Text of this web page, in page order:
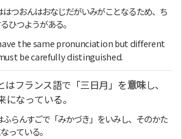
はつおんはおなじだがいみがことなるため、ち
ひつようがある。
the same pronunciation but different
be carefully distinguished.
はフランス語で「三日月」を意味し、
なっている。
ふらんすごで「みかづき」をいみし、そのかた
っている。